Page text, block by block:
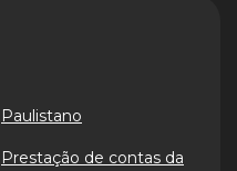
Paulistano
Prestação de contas da